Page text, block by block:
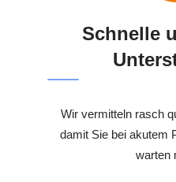
Schnelle
Wir vermitteln rasch
damit Sie bei akutem
warten